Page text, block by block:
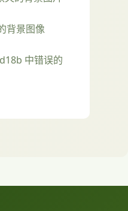
背景图像
中错误的